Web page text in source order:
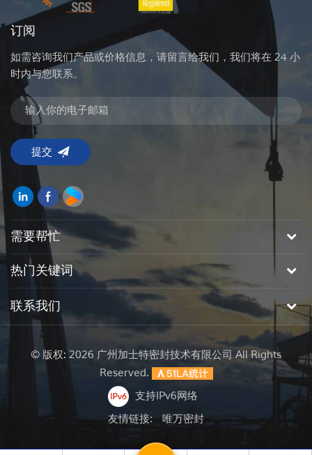
订阅
如需咨询我们产品或价格信息，请留言给我们，我们将在 24 小
时内与您联系。
需要帮忙
热门关键词
联系我们
© 版权: 2026 广州加士特密封技术有限公司 All Rights
Reserved.
支持IPv6网络
友情链接:
唯万密封